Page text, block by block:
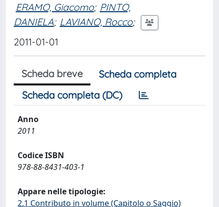
ERAMO, Giacomo; PINTO,
DANIELA; LAVIANO, Rocco;
2011-01-01
Scheda breve
Scheda completa
Scheda completa (DC)
Anno
2011
Codice ISBN
978-88-8431-403-1
Appare nelle tipologie:
2.1 Contributo in volume (Capitolo o Saggio)